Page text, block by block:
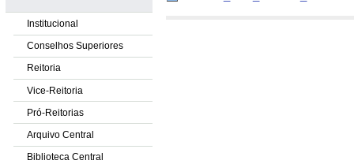
Institucional
Conselhos Superiores
Reitoria
Vice-Reitoria
Pró-Reitorias
Arquivo Central
Biblioteca Central